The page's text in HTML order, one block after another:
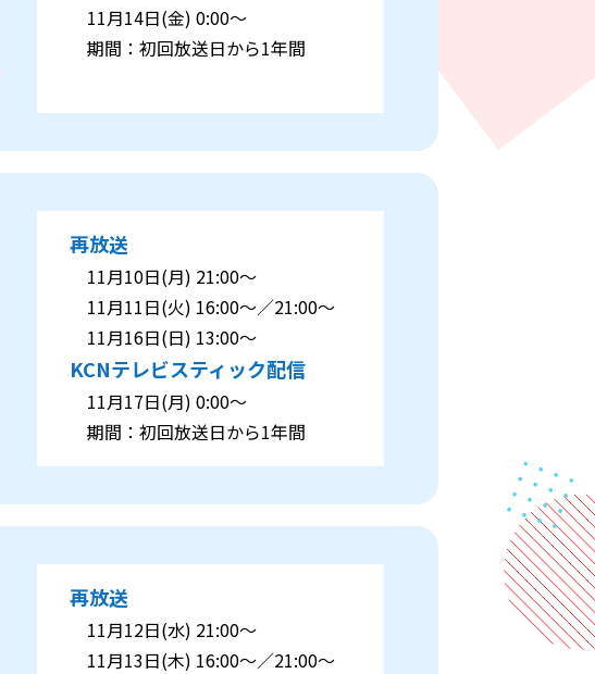
11月14日(金) 0:00～
期間：初回放送日から1年間
再放送
11月10日(月) 21:00～
11月11日(火) 16:00～／21:00～
11月16日(日) 13:00～
KCNテレビスティック配信
11月17日(月) 0:00～
期間：初回放送日から1年間
再放送
11月12日(水) 21:00～
11月13日(木) 16:00～／21:00～